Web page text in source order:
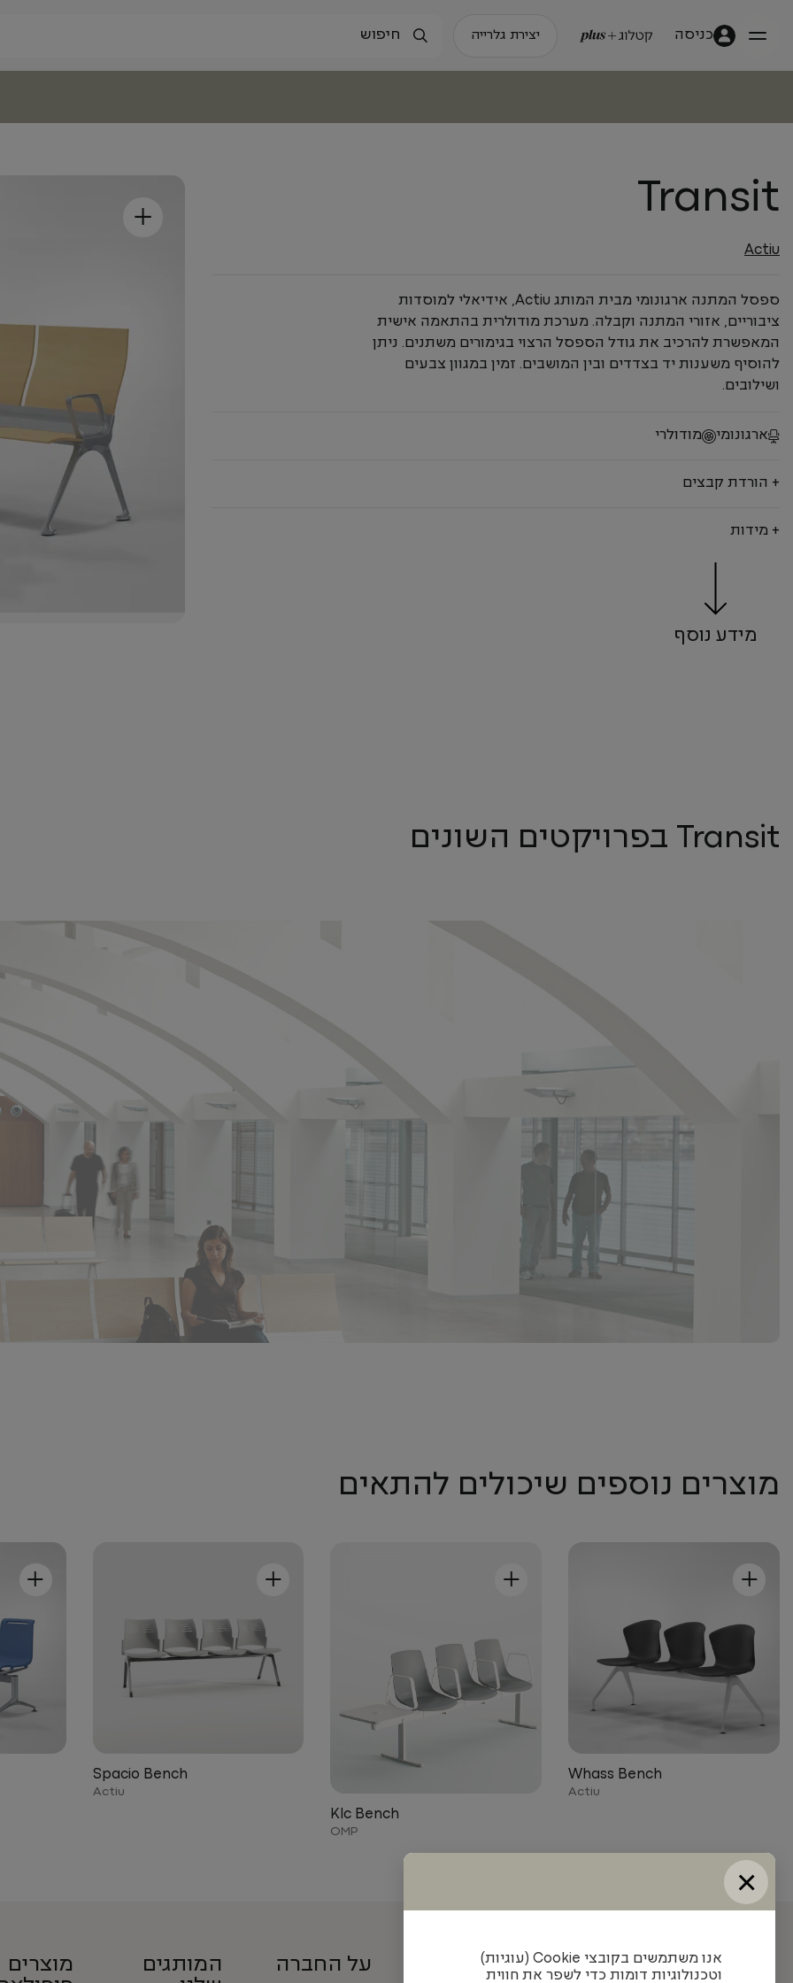
כניסה יצירת גלרייה
+ Transit
Actiu
ספסל המתנה ארגונומי מבית המותג Actiu, אידיאלי למוסדות
ציבוריים, אזורי המתנה וקבלה. מערכת מודולרית בהתאמה אישית
המאפשרת להרכיב את גודל הספסל הרצוי בגימורים משתנים. ניתן
להוסיף משענות יד בצדדים ובין המושבים. זמין במגוון צבעים
ושילובים.
ארגונומי מודולרי
+ הורדת קבצים
+ מידות
מידע נוסף
Transit בפרויקטים השונים
מוצרים נוספים שיכולים להתאים
+
Whass Bench
Actiu
+
Klc Bench
OMP
+
Spacio Bench
Actiu
+
עדכונים והשראה מאיתנו על החברה המותגים מוצרים
×
אנו משתמשים בקובצי Cookie (עוגיות)
וטכנולוגיות דומות כדי לשפר את חווית